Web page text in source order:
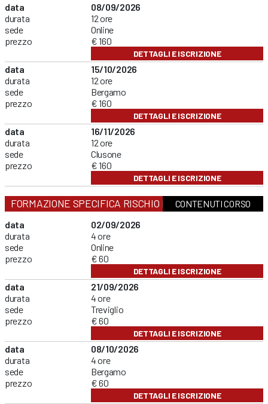
data
durata
sede
prezzo
08/09/2026
12 ore
Online
€ 160
DETTAGLI E ISCRIZIONE
data
durata
sede
prezzo
15/10/2026
12 ore
Bergamo
€ 160
DETTAGLI E ISCRIZIONE
data
durata
sede
prezzo
16/11/2026
12 ore
Clusone
€ 160
DETTAGLI E ISCRIZIONE
FORMAZIONE SPECIFICA RISCHIO BASSOCONTENUTI CORSO
data
durata
sede
prezzo
02/09/2026
4 ore
Online
€ 60
DETTAGLI E ISCRIZIONE
data
durata
sede
prezzo
21/09/2026
4 ore
Treviglio
€ 60
DETTAGLI E ISCRIZIONE
data
durata
sede
prezzo
08/10/2026
4 ore
Bergamo
€ 60
DETTAGLI E ISCRIZIONE